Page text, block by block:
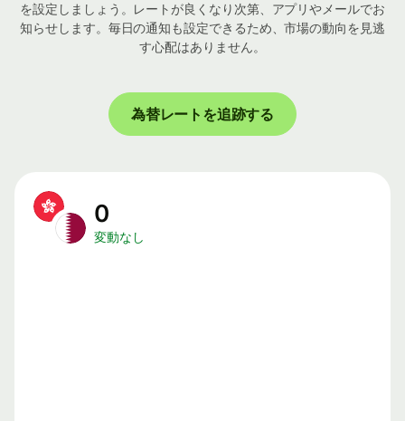
を設定しましょう。レートが良くなり次第、アプリやメールでお
知らせします。毎日の通知も設定できるため、市場の動向を見逃
す心配はありません。
為替レートを追跡する
0
変動なし